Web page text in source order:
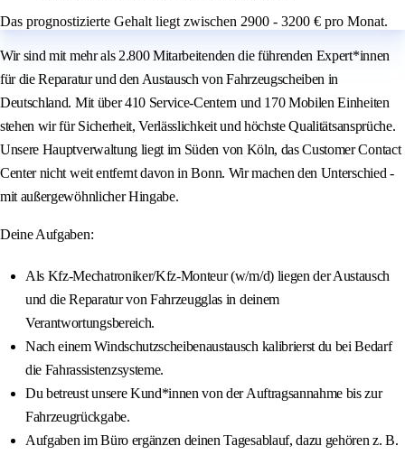
Das prognostizierte Gehalt liegt zwischen 2900 - 3200 € pro Monat.
Wir sind mit mehr als 2.800 Mitarbeitenden die führenden Expert*innen
für die Reparatur und den Austausch von Fahrzeugscheiben in
Deutschland. Mit über 410 Service-Centern und 170 Mobilen Einheiten
stehen wir für Sicherheit, Verlässlichkeit und höchste Qualitätsansprüche.
Unsere Hauptverwaltung liegt im Süden von Köln, das Customer Contact
Center nicht weit entfernt davon in Bonn. Wir machen den Unterschied -
mit außergewöhnlicher Hingabe.
Deine Aufgaben:
Als Kfz-Mechatroniker/Kfz-Monteur (w/m/d) liegen der Austausch
und die Reparatur von Fahrzeugglas in deinem
Verantwortungsbereich.
Nach einem Windschutzscheibenaustausch kalibrierst du bei Bedarf
die Fahrassistenzsysteme.
Du betreust unsere Kund*innen von der Auftragsannahme bis zur
Fahrzeugrückgabe.
Aufgaben im Büro ergänzen deinen Tagesablauf, dazu gehören z. B.